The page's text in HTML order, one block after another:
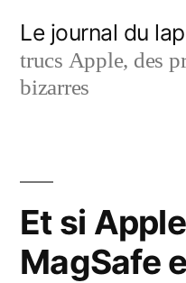
contenu
Le journal du
trucs Apple, des
bizarres
Et si
MagSafe